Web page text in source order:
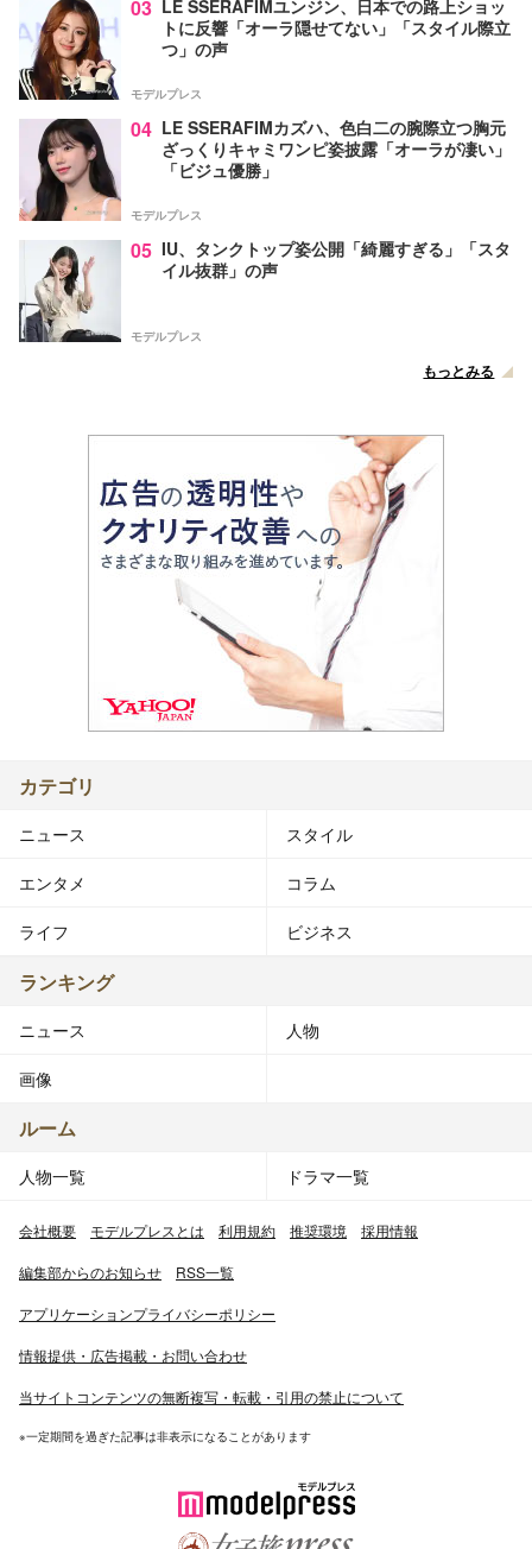
03 LE SSERAFIMユンジン、日本での路上ショッ
トに反響「オーラ隠せてない」「スタイル際立
つ」の声
モデルプレス
04 LE SSERAFIMカズハ、色白二の腕際立つ胸元
ざっくりキャミワンピ姿披露「オーラが凄い」
「ビジュ優勝」
モデルプレス
05 IU、タンクトップ姿公開「綺麗すぎる」「スタ
イル抜群」の声
モデルプレス
もっとみる
カテゴリ
ニュース スタイル
エンタメ コラム
ライフ ビジネス
ランキング
ニュース 人物
画像
ルーム
人物一覧 ドラマ一覧
会社概要 モデルプレスとは 利用規約 推奨環境 採用情報
編集部からのお知らせ RSS一覧
アプリケーションプライバシーポリシー
情報提供・広告掲載・お問い合わせ
当サイトコンテンツの無断複写・転載・引用の禁止について
※一定期間を過ぎた記事は非表示になることがあります